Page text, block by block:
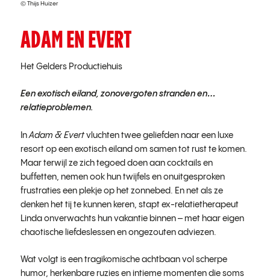
© Thijs Huizer
ADAM EN EVERT
Het Gelders Productiehuis
Een exotisch eiland, zonovergoten stranden en…
relatieproblemen.
In Adam & Evertvluchten twee geliefden naar een luxe
resort op een exotisch eiland om samen tot rust te komen.
Maar terwijl ze zich tegoed doen aan cocktails en
buffetten, nemen ook hun twijfels en onuitgesproken
frustraties een plekje op het zonnebed. En net als ze
denken het tij te kunnen keren, stapt ex-relatietherapeut
Linda onverwachts hun vakantie binnen – met haar eigen
chaotische liefdeslessen en ongezouten adviezen.
Wat volgt is een tragikomische achtbaan vol scherpe
humor, herkenbare ruzies en intieme momenten die soms